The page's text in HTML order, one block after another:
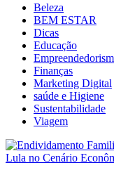
Beleza
BEM ESTAR
Dicas
Educação
Finanças
Marketing Digital
saúde e Higiene
Sustentabilidade
Viagem